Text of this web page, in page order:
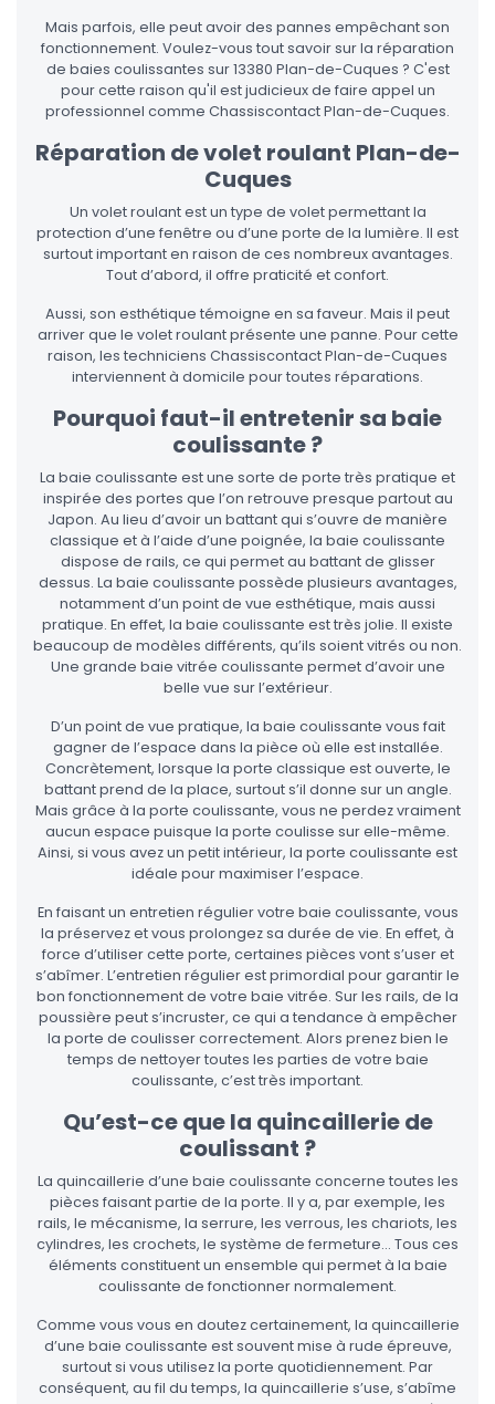
Mais parfois, elle peut avoir des pannes empêchant son
fonctionnement. Voulez-vous tout savoir sur la réparation
de baies coulissantes sur 13380 Plan-de-Cuques ? C'est
pour cette raison qu'il est judicieux de faire appel un
professionnel comme Chassiscontact Plan-de-Cuques.
Réparation de volet roulant Plan-de-
Cuques
Un volet roulant est un type de volet permettant la
protection d’une fenêtre ou d’une porte de la lumière. Il est
surtout important en raison de ces nombreux avantages.
Tout d’abord, il offre praticité et confort.
Aussi, son esthétique témoigne en sa faveur. Mais il peut
arriver que le volet roulant présente une panne. Pour cette
raison, les techniciens Chassiscontact Plan-de-Cuques
interviennent à domicile pour toutes réparations.
Pourquoi faut-il entretenir sa baie
coulissante ?
La baie coulissante est une sorte de porte très pratique et
inspirée des portes que l’on retrouve presque partout au
Japon. Au lieu d’avoir un battant qui s’ouvre de manière
classique et à l’aide d’une poignée, la baie coulissante
dispose de rails, ce qui permet au battant de glisser
dessus. La baie coulissante possède plusieurs avantages,
notamment d’un point de vue esthétique, mais aussi
pratique. En effet, la baie coulissante est très jolie. Il existe
beaucoup de modèles différents, qu’ils soient vitrés ou non.
Une grande baie vitrée coulissante permet d’avoir une
belle vue sur l’extérieur.
D’un point de vue pratique, la baie coulissante vous fait
gagner de l’espace dans la pièce où elle est installée.
Concrètement, lorsque la porte classique est ouverte, le
battant prend de la place, surtout s’il donne sur un angle.
Mais grâce à la porte coulissante, vous ne perdez vraiment
aucun espace puisque la porte coulisse sur elle-même.
Ainsi, si vous avez un petit intérieur, la porte coulissante est
idéale pour maximiser l’espace.
En faisant un entretien régulier votre baie coulissante, vous
la préservez et vous prolongez sa durée de vie. En effet, à
force d’utiliser cette porte, certaines pièces vont s’user et
s’abîmer. L’entretien régulier est primordial pour garantir le
bon fonctionnement de votre baie vitrée. Sur les rails, de la
poussière peut s’incruster, ce qui a tendance à empêcher
la porte de coulisser correctement. Alors prenez bien le
temps de nettoyer toutes les parties de votre baie
coulissante, c’est très important.
Qu’est-ce que la quincaillerie de
coulissant ?
La quincaillerie d’une baie coulissante concerne toutes les
pièces faisant partie de la porte. Il y a, par exemple, les
rails, le mécanisme, la serrure, les verrous, les chariots, les
cylindres, les crochets, le système de fermeture… Tous ces
éléments constituent un ensemble qui permet à la baie
coulissante de fonctionner normalement.
Comme vous vous en doutez certainement, la quincaillerie
d’une baie coulissante est souvent mise à rude épreuve,
surtout si vous utilisez la porte quotidiennement. Par
conséquent, au fil du temps, la quincaillerie s’use, s’abîme